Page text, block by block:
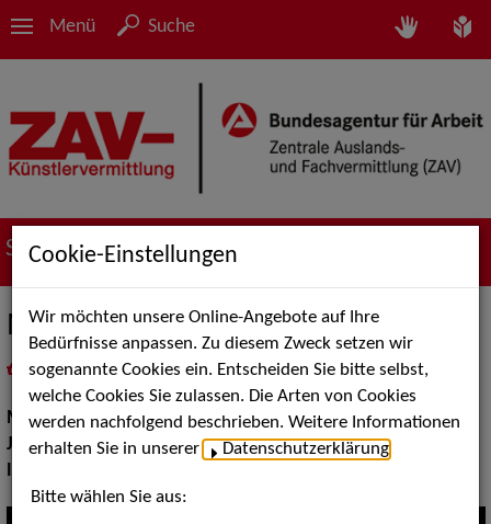
Menü Suche
Suche nach Künstler*innen
Marc Brenken
als PDF speichern
inMeine Merklistelegen
Musik:Jazz
Jazz:Standards und Swing
Instrument:
Cookie-Einstellungen
Wir möchten unsere Online-Angebote auf Ihre
Bedürfnisse anpassen. Zu diesem Zweck setzen wir
sogenannte Cookies ein. Entscheiden Sie bitte selbst,
welche Cookies Sie zulassen. Die Arten von Cookies
werden nachfolgend beschrieben. Weitere Informationen
erhalten Sie in unserer
Datenschutzerklärung
Bitte wählen Sie aus: